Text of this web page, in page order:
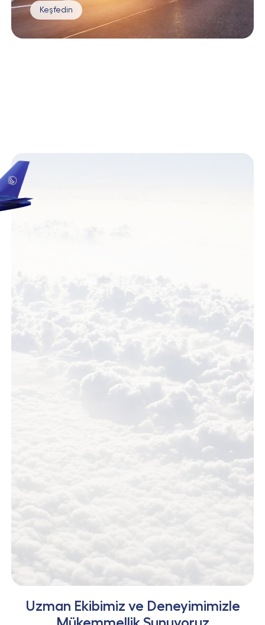
Keşfedin
Uzman Ekibimiz ve Deneyimimizle